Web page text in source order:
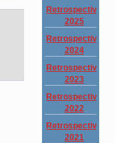
Retrospective
2025
Retrospective
2024
Retrospective
2023
Retrospective
2022
Retrospective
2021